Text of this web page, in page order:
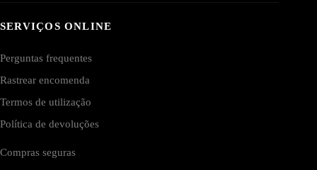
SERVIÇOS ONLINE
Perguntas frequentes
Rastrear encomenda
Termos de utilização
Política de devoluções
Compras seguras